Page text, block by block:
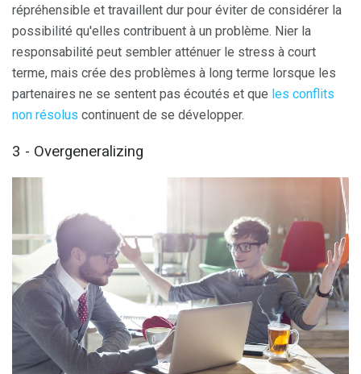
répréhensible et travaillent dur pour éviter de considérer la
possibilité qu'elles contribuent à un problème. Nier la
responsabilité peut sembler atténuer le stress à court
terme, mais crée des problèmes à long terme lorsque les
partenaires ne se sentent pas écoutés et que les conflits
non résolus continuent de se développer.
3 - Overgeneralizing